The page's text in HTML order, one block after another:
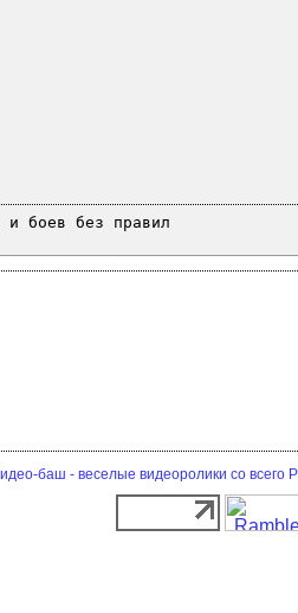
и боев без правил
баш - веселые видеоролики со всего